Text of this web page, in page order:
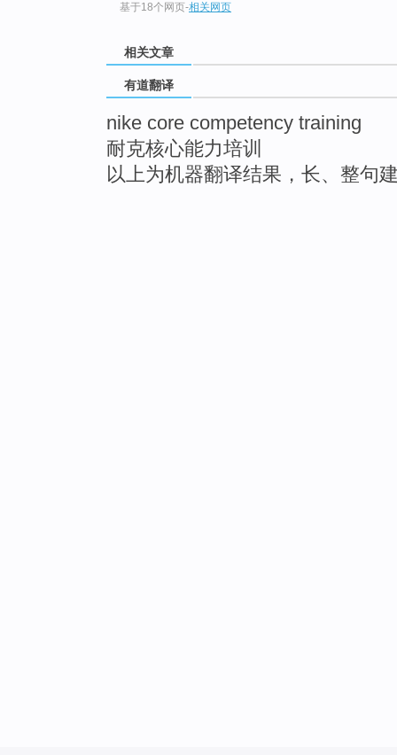
基于18个网页-相关网页
相关文章
有道翻译
nike core competency training
耐克核心能力培训
以上为机器翻译结果，长、整句